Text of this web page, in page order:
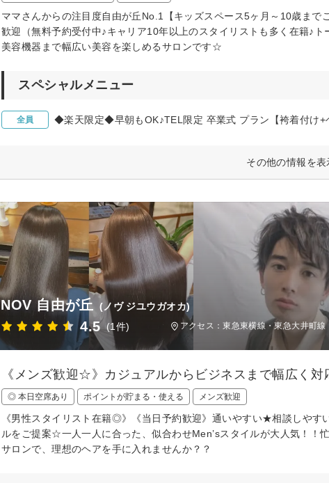
ママさんからの注目度自由が丘No.1【キッズスペース5ヶ月～10歳ま
歓迎（無料予約受付中♪キャリア10年以上のスタイリストも多く在籍♪
美容機器まで幅広い美容を楽しめるサロンです☆
スペシャルメニュー
全員 ◆楽天限定◆早朝もOK♪TEL限定 卒業式 プラン【袴着付け
その他の情報を表
NOV 自由が丘 (ノヴ ジユウガオカ)
4.5 (1件) アクセス：東急東横線・東急大井町
《メンズ歓迎☆》カジュアルからビジネスまで幅広く
◎ 本日空席あり ポイントが貯まる・使える メンズ歓迎
《男性スタイリスト在籍◎》《当日予約歓迎》通いやすい★相談しや
ルをご提案☆一人一人に合った、似合わせMen’sスタイルが大人気！！
サロンで、理想のヘアを手に入れませんか？？